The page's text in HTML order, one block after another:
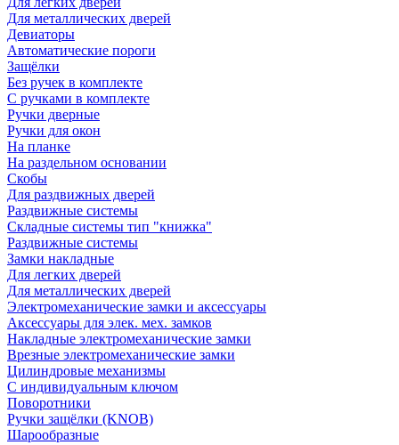
Для металлических дверей
Девиаторы
Автоматические пороги
Защёлки
Без ручек в комплекте
С ручками в комплекте
Ручки дверные
Ручки для окон
На планке
На раздельном основании
Скобы
Для раздвижных дверей
Раздвижные системы
Складные системы тип "книжка"
Раздвижные системы
Замки накладные
Для легких дверей
Для металлических дверей
Электромеханические замки и аксессуары
Аксессуары для элек. мех. замков
Накладные электромеханические замки
Врезные электромеханические замки
Цилиндровые механизмы
С индивидуальным ключом
Поворотники
Ручки защёлки (KNOB)
Шарообразные